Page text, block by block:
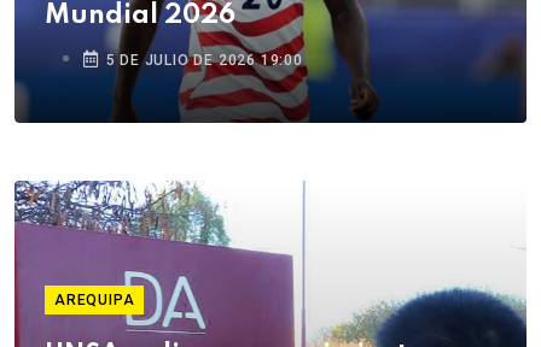
Mundial 2026
5 DE JULIO DE 2026 19:00
AREQUIPA